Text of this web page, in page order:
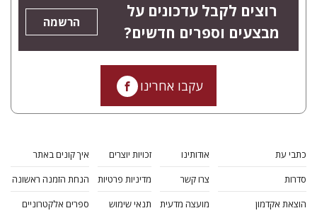
רוצים לקבל עדכונים על
מבצעים וספרים חדשים?
הרשמה
עקבו אחרינו
כתבי עת
סדרות
הוצאת אקדמון
אודותינו
צרו קשר
מועצה מדעית
זכויות יוצרים
מדיניות פרטיות
תנאי שימוש
איך קונים באתר
הנחת הזמנה ראשונה
ספרים אלקטרוניים